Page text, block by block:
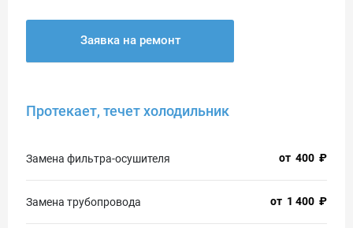
Заявка на ремонт
Протекает, течет холодильник
Замена фильтра-осушителя от 400 ₽
Замена трубопровода от 1 400 ₽